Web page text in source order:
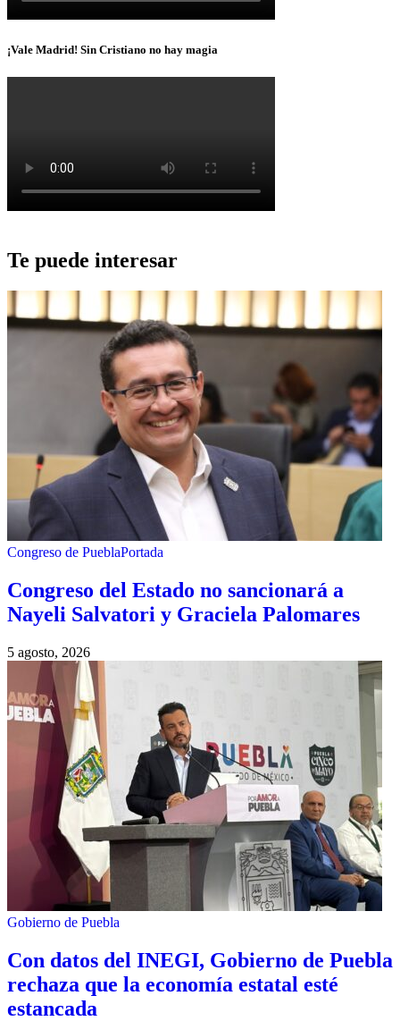
¡Vale Madrid! Sin Cristiano no hay magia
Te puede interesar
Congreso de PueblaPortada
Congreso del Estado no sancionará a
Nayeli Salvatori y Graciela Palomares
5 agosto, 2026
Gobierno de Puebla
Con datos del INEGI, Gobierno de Puebla
rechaza que la economía estatal esté
estancada